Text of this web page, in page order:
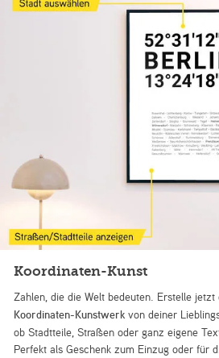
Koordinaten-Kunst
Zahlen, die die Welt bedeuten. Erstelle jetzt
Koordinaten-Kunstwerk von deiner
ob Stadtteile, Straßen oder ganz eigene
Perfekt als Geschenk zum Einzug oder für